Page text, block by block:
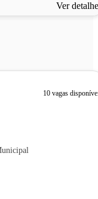
Ver
10 vagas